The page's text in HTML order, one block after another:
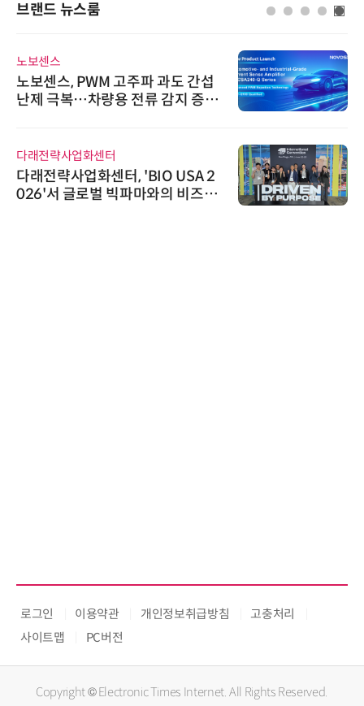
브랜드 뉴스룸
노보센스
노보센스, PWM 고주파 과도 간섭
난제 극복…차량용 전류 감지 증폭
다래전략사업화센터
다래전략사업화센터, 'BIO USA 2
026'서 글로벌 빅파마와의 비즈니
로그인 이용약관 개인정보취급방침
고충처리
사이트맵
PC버전
Copyright © Electronic Times Internet. All Rights Reserved.